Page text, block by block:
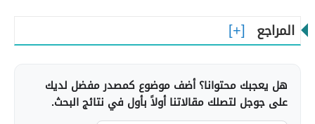
المراجع
هل يعجبك محتوانا؟ أضف موضوع كمصدر مفضل لديك
على جوجل لتصلك مقالاتنا أولاً بأول في نتائج البحث.